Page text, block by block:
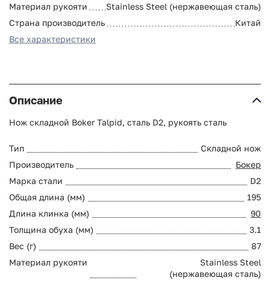
Материал рукояти
Stainless Steel (нержавеющая сталь)
Страна производитель
Китай
Все характеристики
Описание
Нож складной Boker Talpid, сталь D2, рукоять сталь
Тип
Складной нож
Производитель
Бокер
Марка стали
D2
Общая длина (мм)
195
Длина клинка (мм)
90
Толщина обуха (мм)
3.1
Вес (г)
87
Материал рукояти
Stainless Steel
(нержавеющая сталь)